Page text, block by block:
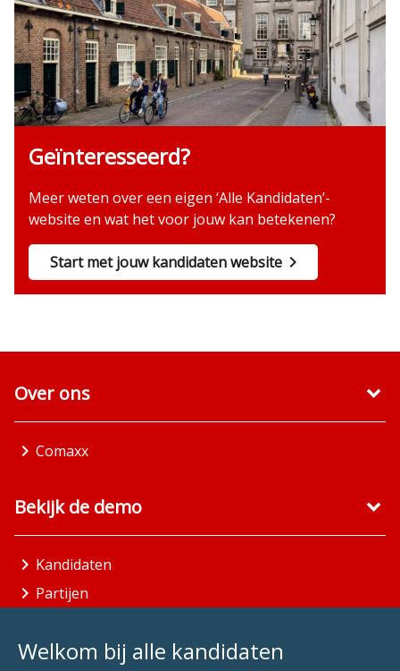
Geïnteresseerd?
Meer weten over een eigen ‘Alle Kandidaten’-
website en wat het voor jouw kan betekenen?
Start met jouw kandidaten website
Welkom bij alle kandidaten
Over ons
Comaxx
Bekijk de demo
Kandidaten
Partijen
Aandachtsgebieden